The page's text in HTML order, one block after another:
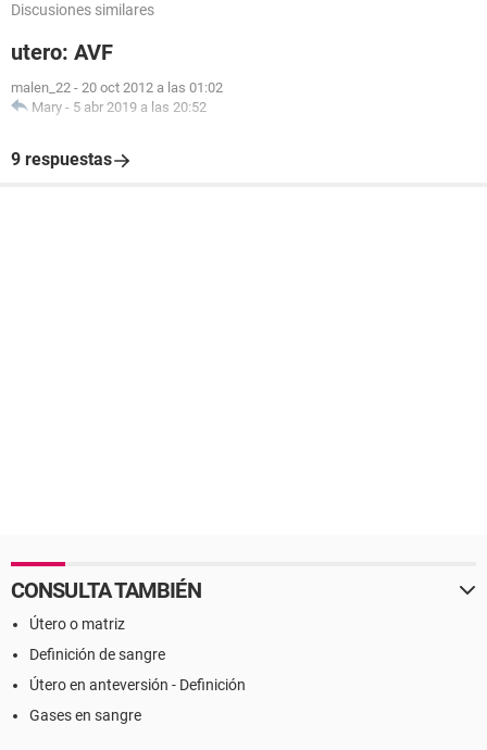
Discusiones similares
utero: AVF
malen_22 - 20 oct 2012 a las 01:02
Mary - 5 abr 2019 a las 20:52
9 respuestas
CONSULTA TAMBIÉN
Útero o matriz
Definición de sangre
Útero en anteversión - Definición
Gases en sangre